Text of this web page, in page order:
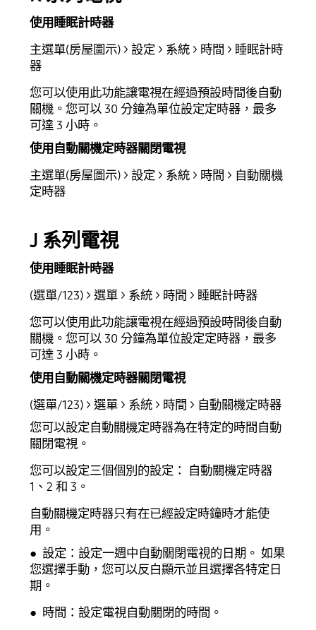
使用睡眠計時器
主選單(房屋圖示) > 設定 > 系統 > 時間 > 睡眠計時
器
您可以使用此功能讓電視在經過預設時間後自動
關機。您可以 30 分鐘為單位設定定時器，最多
可達 3 小時。
使用自動關機定時器關閉電視
主選單(房屋圖示) > 設定 > 系統 > 時間 > 自動關機
定時器
J 系列電視
使用睡眠計時器
(選單/123) > 選單 > 系統 > 時間 > 睡眠計時器
您可以使用此功能讓電視在經過預設時間後自動
關機。您可以 30 分鐘為單位設定定時器，最多
可達 3 小時。
使用自動關機定時器關閉電視
(選單/123) > 選單 > 系統 > 時間 > 自動關機定時器
您可以設定自動關機定時器為在特定的時間自動
關閉電視。
您可以設定三個個別的設定： 自動關機定時器
1、2 和 3。
自動關機定時器只有在已經設定時鐘時才能使
用。
● 設定：設定一週中自動關閉電視的日期。 如果
您選擇手動，您可以反白顯示並且選擇各特定日
期。
● 時間：設定電視自動關閉的時間。